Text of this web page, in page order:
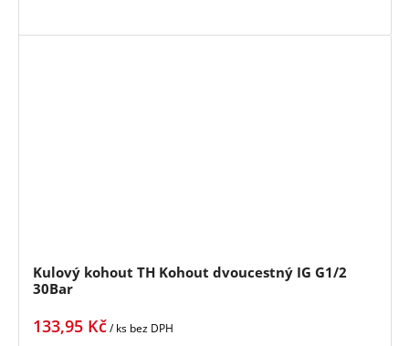
Kulový kohout TH Kohout dvoucestný IG G1/2
30Bar
133,95 Kč/ ks bez DPH